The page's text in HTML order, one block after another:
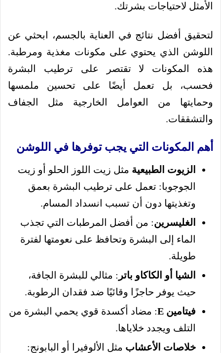
الأمثل لاحتياجات بشرتك.
لتحقيق أفضل نتائج في العناية بالجسم، ابحثي عن
اللوشن الذي يحتوي على مكونات مغذية ومرطبة.
هذه المكونات لا تقتصر على ترطيب البشرة
فحسب، بل تعمل أيضًا على تحسين ملمسها
وحمايتها من العوامل الخارجية مثل الجفاف
والتشققات.
أهم المكونات التي يجب توفرها في اللوشن
الزيوت الطبيعية مثل زيت اللوز الحلو أو زيت
الجوجوبا: تعمل على ترطيب البشرة بعمق
وتغذيتها دون أن تسبب انسداد المسام.
الغليسرين: من أفضل المرطبات التي تجذب
الماء إلى البشرة وتحافظ على نعومتها لفترة
طويلة.
الشيا أو الكاكاو باتر : مثالي للبشرة الجافة،
حيث يوفر حاجزًا وقائيًا ضد فقدان الرطوبة.
فيتامين E
: مضاد أكسدة قوي يحمي البشرة من
التلف ويجدد خلاياها.
خلاصات الأعشاب مثل الألوفيرا أو البابونج: